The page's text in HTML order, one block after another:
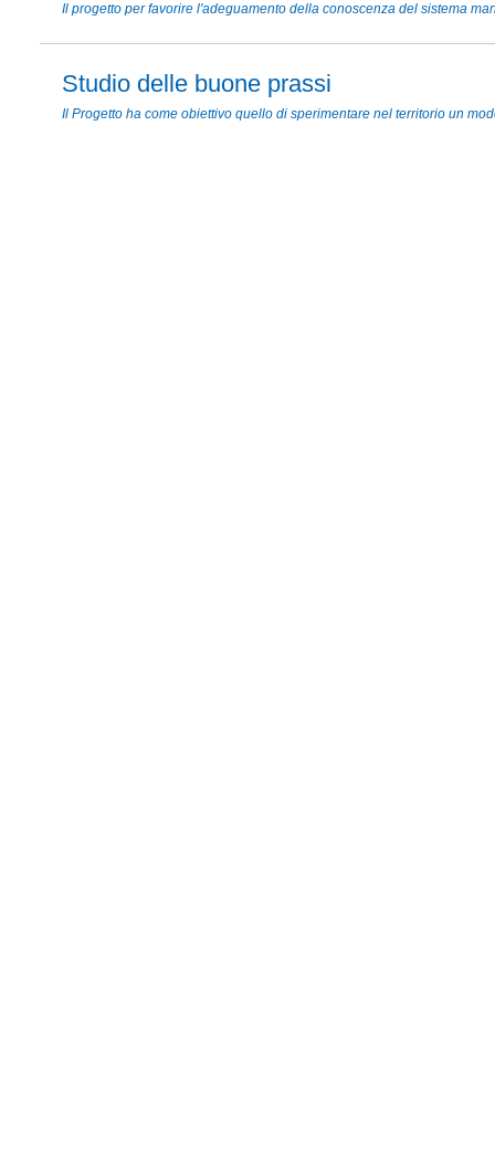
Il progetto per favorire l'adeguamento della conoscenza del sistema
Studio delle buone prassi
Il Progetto ha come obiettivo quello di sperimentare nel territorio un